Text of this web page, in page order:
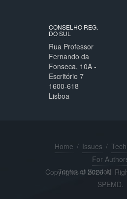
CONSELHO REG.
DO SUL
Rua Professor
Fernando da
Fonseca, 10A -
Escritório 7
1600-618
Lisboa
Home / Issues /
For
Copyrights © 2026 All
SPEMD.
Terms of Service